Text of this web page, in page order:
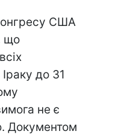
США
що
до 31
не є
Документом